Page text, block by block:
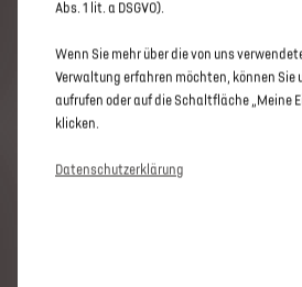
Abs. 1 lit. a DSGVO).
Wenn Sie mehr über die von uns
Verwaltung erfahren möchten, können Sie
aufrufen oder auf die Schaltfläche „Meine
klicken.
Datenschutzerklärung